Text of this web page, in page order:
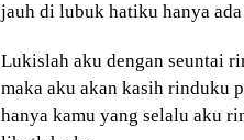
jauh di lubuk hatiku hanya
Lukislah aku dengan seuntai
maka aku akan kasih rinduku
hanya kamu yang selalu aku